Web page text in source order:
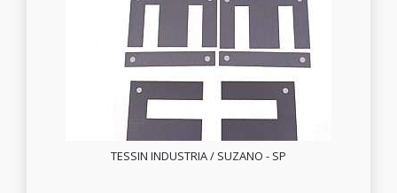
TESSIN INDUSTRIA / SUZANO - SP